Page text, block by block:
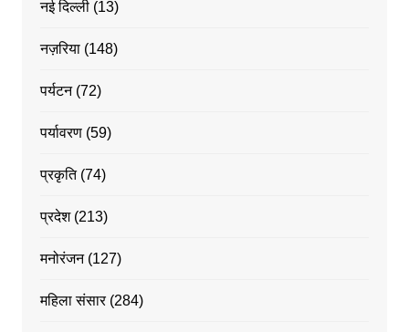
नई दिल्ली(13)
नज़रिया(148)
पर्यटन(72)
पर्यावरण(59)
प्रकृति(74)
प्रदेश(213)
मनोरंजन(127)
महिला संसार(284)